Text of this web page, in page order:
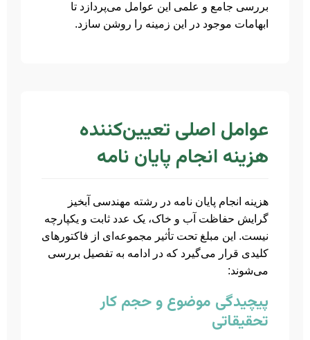
بررسی جامع و علمی این عوامل می‌پردازد تا
ابهامات موجود در این زمینه را روشن سازد.
عوامل اصلی تعیین‌کننده
هزینه انجام پایان نامه
هزینه انجام پایان نامه در رشته مهندسی آبخیز
گرایش حفاظت آب و خاک، یک عدد ثابت و یکپارچه
نیست. این مبلغ تحت تأثیر مجموعه‌ای از فاکتورهای
کلیدی قرار می‌گیرد که در ادامه به تفصیل بررسی
می‌شوند:
پیچیدگی موضوع و حجم کار
تحقیقاتی